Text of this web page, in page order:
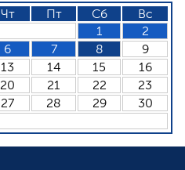
Чт Пт Сб
Вс
1
2
6 7 8
9
13 14 15
16
20 21 22
23
27 28 29
30